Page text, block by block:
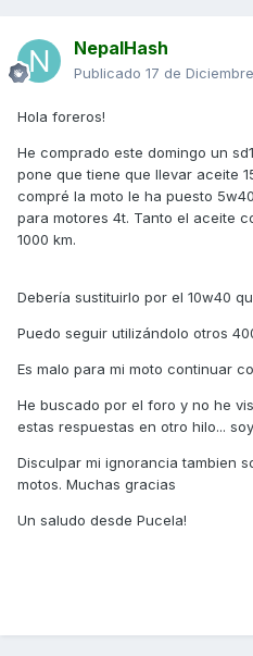
NepalHash
Publicado 17 de
Hola foreros!
He comprado este domingo un
pone que tiene que llevar aceite
compré la moto le ha puesto
para motores 4t. Tanto el aceite
1000 km.
Debería sustituirlo por el 10w40
Puedo seguir utilizándolo otros
Es malo para mi moto continuar
He buscado por el foro y no he
estas respuestas en otro hilo...
Disculpar mi ignorancia tambien
motos. Muchas gracias
Un saludo desde Pucela!